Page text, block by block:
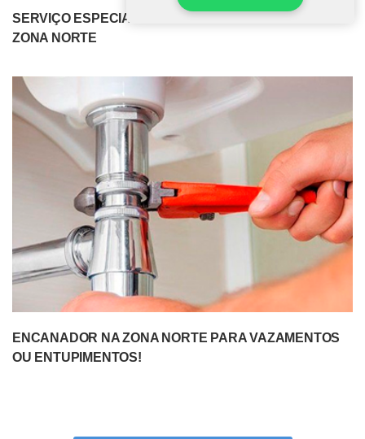
SERVIÇO ESPECIALIZADO DE DEDETIZADORA NA
ZONA NORTE
ENCANADOR NA ZONA NORTE PARA VAZAMENTOS
OU ENTUPIMENTOS!